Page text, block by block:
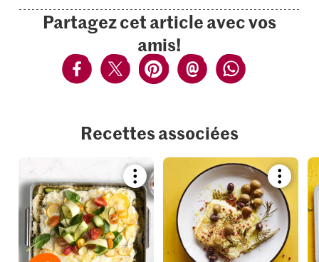
Partagez cet article avec vos
amis!
Recettes associées
Bookmark
recipe
or
add
it
to
your
collections.
recipe
or
add
to
your